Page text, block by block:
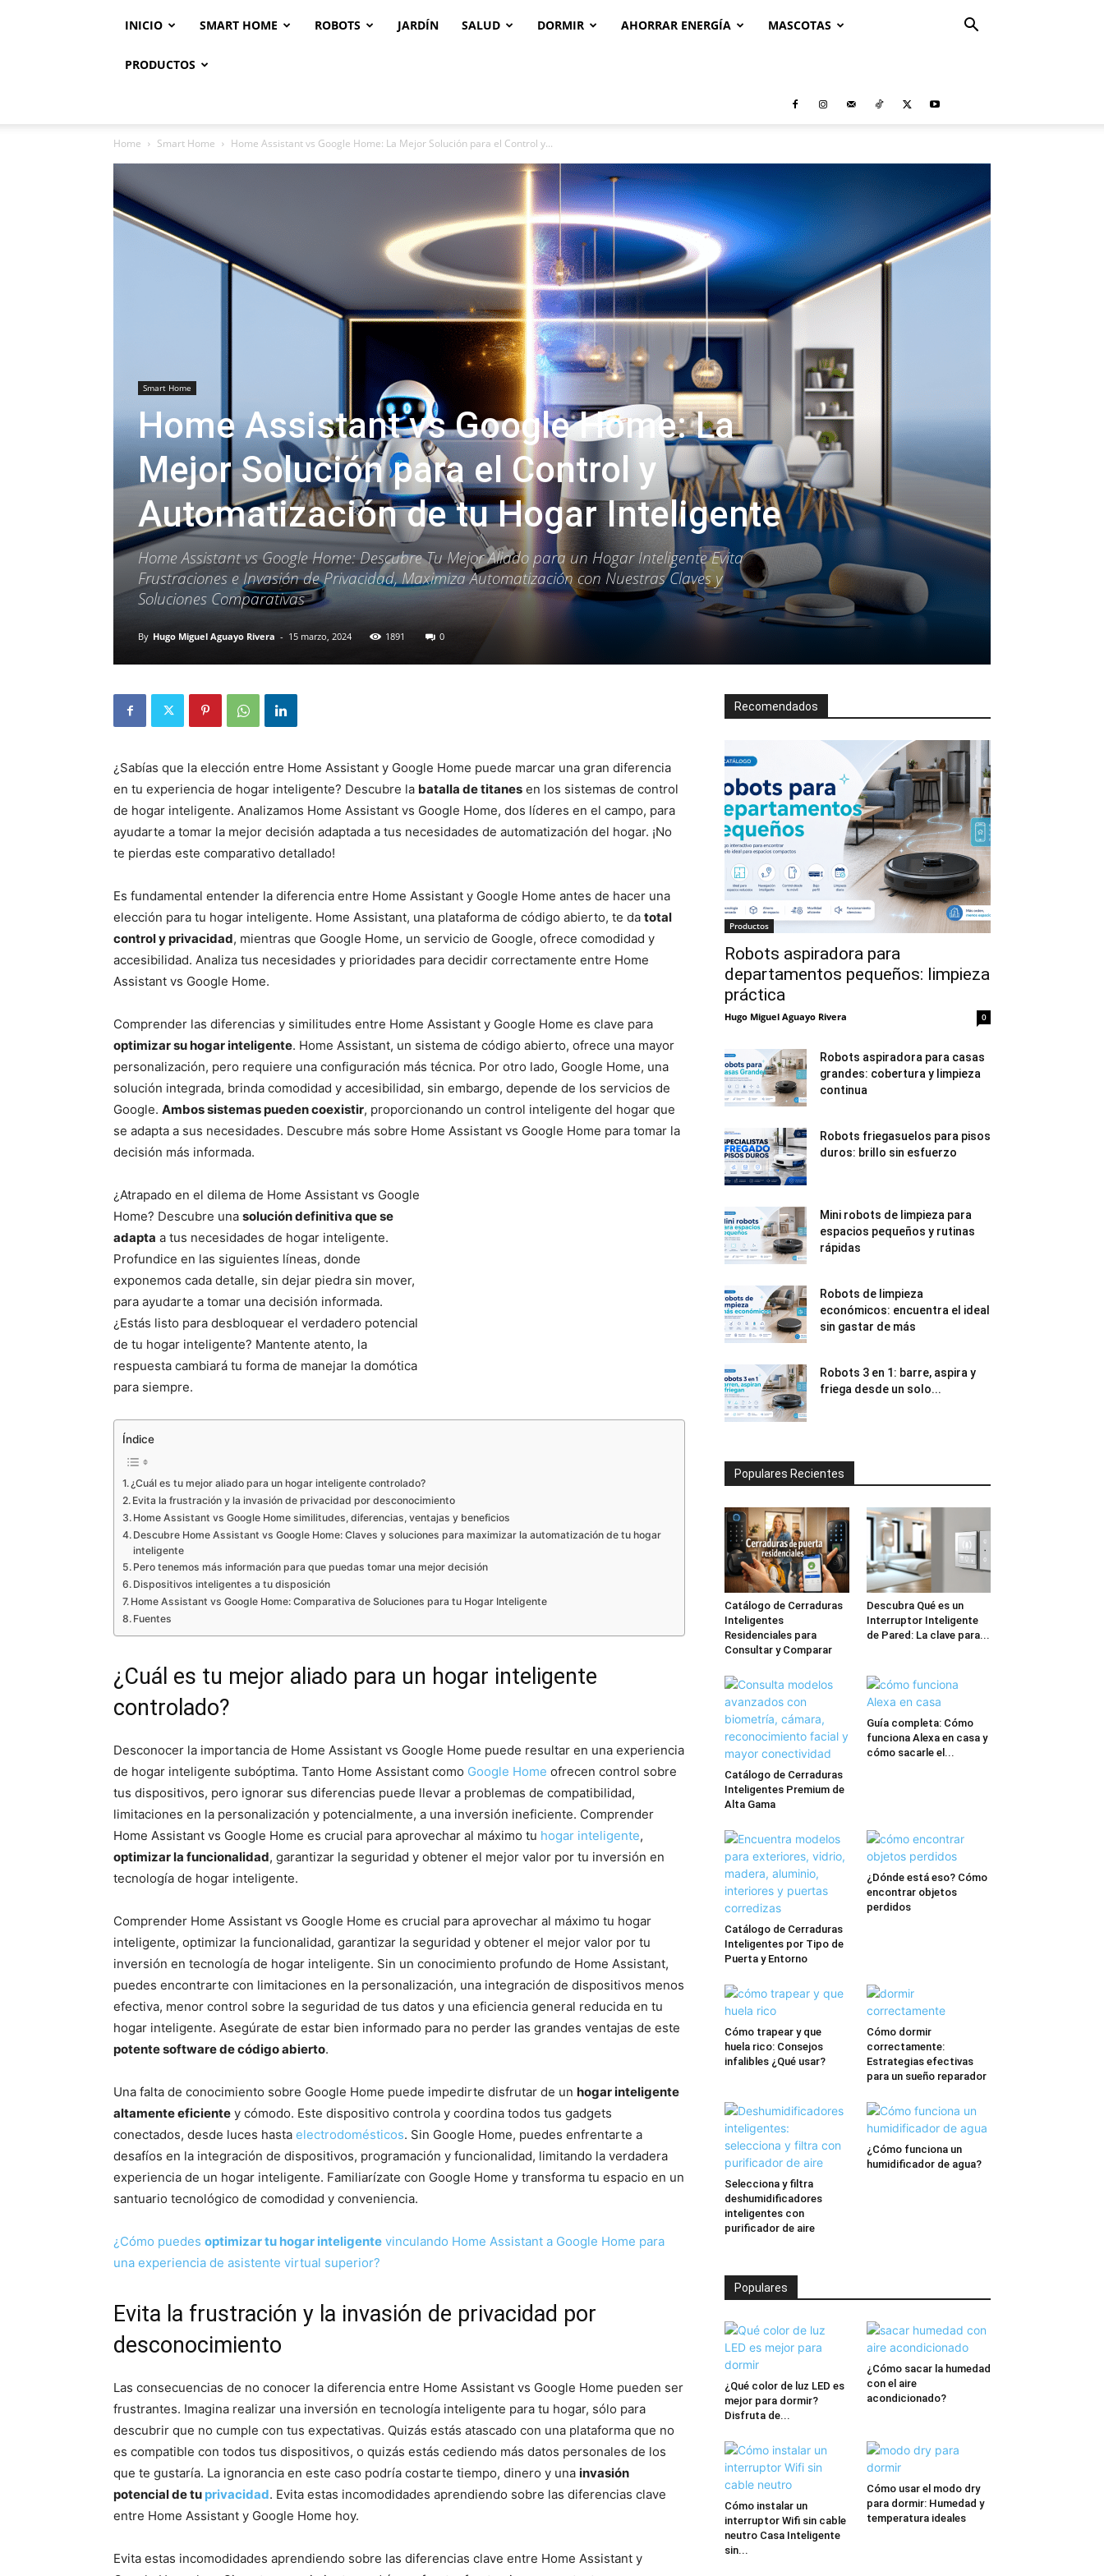
INICIO SMART HOME ROBOTS JARDÍN SALUD DORMIR AHORRAR ENERGÍA MASCOTAS
PRODUCTOS
Home Smart Home Home Assistant vs Google Home: La Mejor Solución para el Control y...
Smart Home
Home Assistant vs Google Home: La
Mejor Solución para el Control y
Automatización de tu Hogar Inteligente
Home Assistant vs Google Home: Descubre Tu Mejor Aliado para un Hogar Inteligente Evita
Frustraciones e Invasión de Privacidad, Maximiza Automatización con Nuestras Claves y
Soluciones Comparativas
By Hugo Miguel Aguayo Rivera - 15 marzo, 2024 1891 0
¿Sabías que la elección entre Home Assistant y Google Home puede marcar una gran diferencia
en tu experiencia de hogar inteligente? Descubre la batalla de titanes en los sistemas de control
de hogar inteligente. Analizamos Home Assistant vs Google Home, dos líderes en el campo, para
ayudarte a tomar la mejor decisión adaptada a tus necesidades de automatización del hogar. ¡No
te pierdas este comparativo detallado!
Es fundamental entender la diferencia entre Home Assistant y Google Home antes de hacer una
elección para tu hogar inteligente. Home Assistant, una plataforma de código abierto, te da total
control y privacidad, mientras que Google Home, un servicio de Google, ofrece comodidad y
accesibilidad. Analiza tus necesidades y prioridades para decidir correctamente entre Home
Assistant vs Google Home.
Comprender las diferencias y similitudes entre Home Assistant y Google Home es clave para
optimizar su hogar inteligente. Home Assistant, un sistema de código abierto, ofrece una mayor
personalización, pero requiere una configuración más técnica. Por otro lado, Google Home, una
solución integrada, brinda comodidad y accesibilidad, sin embargo, depende de los servicios de
Google. Ambos sistemas pueden coexistir, proporcionando un control inteligente del hogar que
se adapta a sus necesidades. Descubre más sobre Home Assistant vs Google Home para tomar la
decisión más informada.
¿Atrapado en el dilema de Home Assistant vs Google
Home? Descubre una solución definitiva que se
adapta a tus necesidades de hogar inteligente.
Profundice en las siguientes líneas, donde
exponemos cada detalle, sin dejar piedra sin mover,
para ayudarte a tomar una decisión informada.
¿Estás listo para desbloquear el verdadero potencial
de tu hogar inteligente? Mantente atento, la
respuesta cambiará tu forma de manejar la domótica
para siempre.
Índice
¿Cuál es tu mejor aliado para un hogar inteligente controlado?
Evita la frustración y la invasión de privacidad por desconocimiento
Home Assistant vs Google Home similitudes, diferencias, ventajas y beneficios
Descubre Home Assistant vs Google Home: Claves y soluciones para maximizar la automatización de tu hogar
inteligente
Pero tenemos más información para que puedas tomar una mejor decisión
Dispositivos inteligentes a tu disposición
Home Assistant vs Google Home: Comparativa de Soluciones para tu Hogar Inteligente
Fuentes
¿Cuál es tu mejor aliado para un hogar inteligente
controlado?
Desconocer la importancia de Home Assistant vs Google Home puede resultar en una experiencia
de hogar inteligente subóptima. Tanto Home Assistant como Google Home ofrecen control sobre
tus dispositivos, pero ignorar sus diferencias puede llevar a problemas de compatibilidad,
limitaciones en la personalización y potencialmente, a una inversión ineficiente. Comprender
Home Assistant vs Google Home es crucial para aprovechar al máximo tu hogar inteligente,
optimizar la funcionalidad, garantizar la seguridad y obtener el mejor valor por tu inversión en
tecnología de hogar inteligente.
Comprender Home Assistant vs Google Home es crucial para aprovechar al máximo tu hogar
inteligente, optimizar la funcionalidad, garantizar la seguridad y obtener el mejor valor por tu
inversión en tecnología de hogar inteligente. Sin un conocimiento profundo de Home Assistant,
puedes encontrarte con limitaciones en la personalización, una integración de dispositivos menos
efectiva, menor control sobre la seguridad de tus datos y una eficiencia general reducida en tu
hogar inteligente. Asegúrate de estar bien informado para no perder las grandes ventajas de este
potente software de código abierto.
Una falta de conocimiento sobre Google Home puede impedirte disfrutar de un hogar inteligente
altamente eficiente y cómodo. Este dispositivo controla y coordina todos tus gadgets
conectados, desde luces hasta electrodomésticos. Sin Google Home, puedes enfrentarte a
desafíos en la integración de dispositivos, programación y funcionalidad, limitando la verdadera
experiencia de un hogar inteligente. Familiarízate con Google Home y transforma tu espacio en un
santuario tecnológico de comodidad y conveniencia.
¿Cómo puedes optimizar tu hogar inteligente vinculando Home Assistant a Google Home para
una experiencia de asistente virtual superior?
Evita la frustración y la invasión de privacidad por
desconocimiento
Las consecuencias de no conocer la diferencia entre Home Assistant vs Google Home pueden ser
frustrantes. Imagina realizar una inversión en tecnología inteligente para tu hogar, sólo para
descubrir que no cumple con tus expectativas. Quizás estás atascado con una plataforma que no
es compatible con todos tus dispositivos, o quizás estás cediendo más datos personales de los
que te gustaría. La ignorancia en este caso podría costarte tiempo, dinero y una invasión
potencial de tu privacidad. Evita estas incomodidades aprendiendo sobre las diferencias clave
entre Home Assistant y Google Home hoy.
Evita estas incomodidades aprendiendo sobre las diferencias clave entre Home Assistant y
Recomendados
Productos
Robots aspiradora para
departamentos pequeños: limpieza
práctica
Hugo Miguel Aguayo Rivera 0
Robots aspiradora para casas
grandes: cobertura y limpieza
continua
Robots friegasuelos para pisos
duros: brillo sin esfuerzo
Mini robots de limpieza para
espacios pequeños y rutinas
rápidas
Robots de limpieza
económicos: encuentra el ideal
sin gastar de más
Robots 3 en 1: barre, aspira y
friega desde un solo...
Populares Recientes
Catálogo de Cerraduras
Inteligentes
Residenciales para
Consultar y Comparar
Descubra Qué es un
Interruptor Inteligente
de Pared: La clave para...
Catálogo de Cerraduras
Inteligentes Premium de
Alta Gama
Guía completa: Cómo
funciona Alexa en casa y
cómo sacarle el...
Catálogo de Cerraduras
Inteligentes por Tipo de
Puerta y Entorno
¿Dónde está eso? Cómo
encontrar objetos
perdidos
Cómo trapear y que
huela rico: Consejos
infalibles ¿Qué usar?
Cómo dormir
correctamente:
Estrategias efectivas
para un sueño reparador
Selecciona y filtra
deshumidificadores
inteligentes con
purificador de aire
¿Cómo funciona un
humidificador de agua?
Populares
¿Qué color de luz LED es
mejor para dormir?
Disfruta de...
¿Cómo sacar la humedad
con el aire
acondicionado?
Cómo instalar un
interruptor Wifi sin cable
neutro Casa Inteligente
sin...
Cómo usar el modo dry
para dormir: Humedad y
temperatura ideales